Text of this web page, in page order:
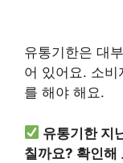
유통기한은 대
어 있어요. 소비
를 해야 해요.
유통기한 지
칠까요? 확인해